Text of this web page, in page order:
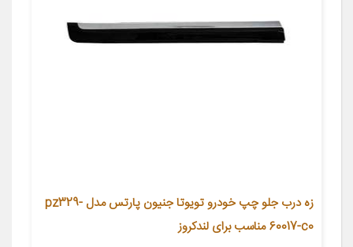
زه درب جلو چپ خودرو تویوتا جنیون پارتس مدل pz329-
60017-c0 مناسب برای لندکروز